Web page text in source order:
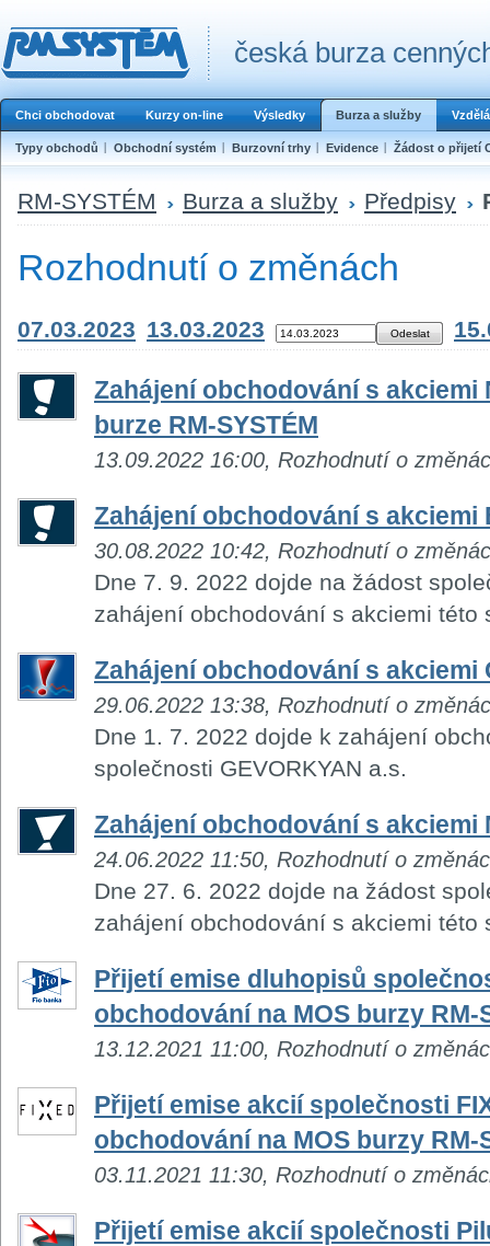
česká burza
Chci obchodovat Kurzy on-line Výsledky Burza a služby
Typy obchodů Obchodní systém Burzovní trhy Evidence Žádost o přijetí
RM-SYSTÉM Burza a služby Předpisy
Rozhodnutí o změnách
07.03.2023 13.03.2023
Zahájení obchodování s
burze RM-SYSTÉM
13.09.2022 16:00, Rozhodnutí o
Zahájení obchodování s akciemi
30.08.2022 10:42, Rozhodnutí o
Dne 7. 9. 2022 dojde na žádost
zahájení obchodování s akciemi této
Zahájení obchodování s akciemi
29.06.2022 13:38, Rozhodnutí o
Dne 1. 7. 2022 dojde k zahájení
společnosti GEVORKYAN a.s.
Zahájení obchodování s akciemi
24.06.2022 11:50, Rozhodnutí o
Dne 27. 6. 2022 dojde na žádost
zahájení obchodování s akciemi této
Přijetí emise dluhopisů
obchodování na MOS burzy RM-
13.12.2021 11:00, Rozhodnutí o
Přijetí emise akcií společnosti
obchodování na MOS burzy RM-
03.11.2021 11:30, Rozhodnutí o
Přijetí emise akcií společnosti